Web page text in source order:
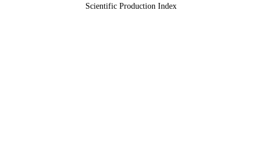
Scientific Production Index